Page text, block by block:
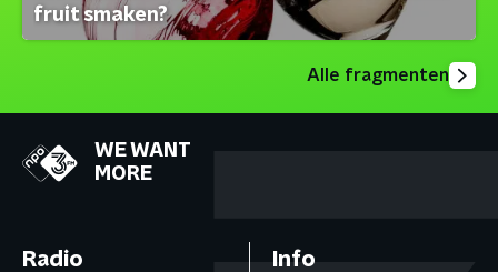
fruit smaken?
Alle fragmenten
WE WANT
MORE
Radio Info